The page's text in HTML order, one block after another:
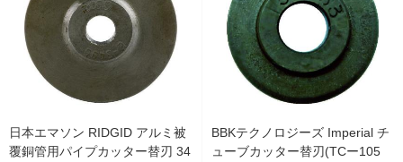
日本エマソン RIDGID アルミ被
覆銅管用パイプカッター替刃 34
BBKテクノロジーズ Imperial チ
ューブカッター替刃(TCー105